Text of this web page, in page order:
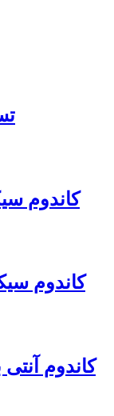
کاندوم
کاندوم